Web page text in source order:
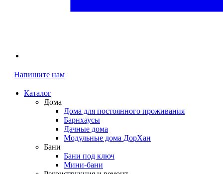
Напишите нам
Каталог
Дома
Дома для постоянного проживания
Барнхаусы
Дачные дома
Модульные дома ДорХан
Бани
Бани под ключ
Мини-бани